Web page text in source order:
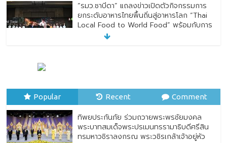
“รมว.ซาบีดา” แถลงข่าวเปิดตัวกิจกรรมการ
ยกระดับอาหารไทยพื้นถิ่นสู่อาหารโลก “Thai
Local Food to World Food” พร้อมกับการ
เปิดตัวตราสัญลักษณ์ “Thailand Best
พระบาทสมเด็จพระปรเมนทรรามาธิบดีศรีสิน
ทรมหาวชิราลงกรณ พระวชิรเกล้าเจ้าอยู่หัว
Popular Recent Comment
ทิพยประกันภัย ร่วมถวายพระพรชัยมงคล
พระบาทสมเด็จพระปรเมนทรรามาธิบดีศรีสิน
ทรมหาวชิราลงกรณ พระวชิรเกล้าเจ้าอยู่หัว